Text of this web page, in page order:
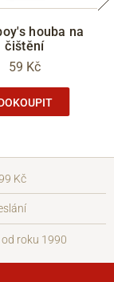
houba na
čištění
59 Kč
Kč
od roku 1990